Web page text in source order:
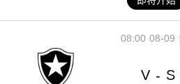
08-09
08:00
V - S